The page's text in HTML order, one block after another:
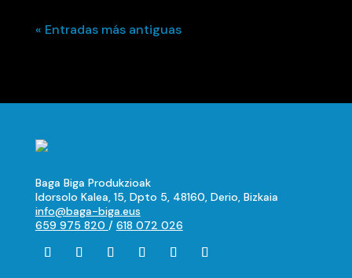
« Entradas más antiguas
Baga Biga Produkzioak
Idorsolo Kalea, 15, Dpto 5, 48160, Derio, Bizkaia
info@baga-biga.eus
659 975 820 / 618 072 026